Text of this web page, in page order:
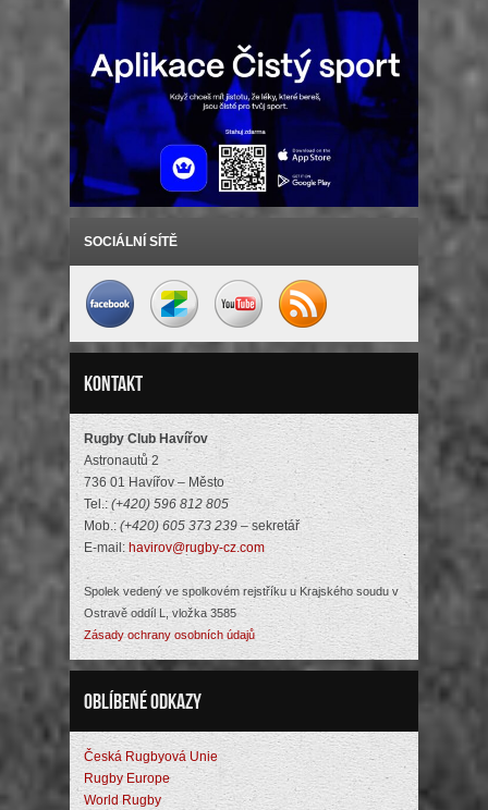
SOCIÁLNÍ SÍTĚ
Kontakt
Rugby Club Havířov
Astronautů 2
736 01 Havířov – Město
Tel.:(+420) 596 812 805
Mob.: (+420) 605 373 239 – sekretář
E-mail: havirov@rugby-cz.com
Spolek vedený ve spolkovém rejstříku u Krajského soudu v
Ostravě oddíl L, vložka 3585
Zásady ochrany osobních údajů
Oblíbené odkazy
Česká Rugbyová Unie
Rugby Europe
World Rugby